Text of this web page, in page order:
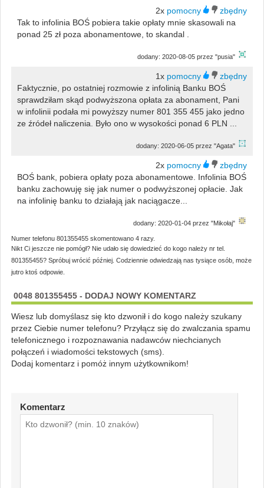
2x
Tak to infolinia BOŚ pobiera takie opłaty mnie skasowali na
ponad 25 zł poza abonamentowe, to skandal .
dodany: 2020-08-05 przez "pusia"
1x
Faktycznie, po ostatniej rozmowie z infolinią Banku BOŚ
sprawdziłam skąd podwyższona opłata za abonament, Pani
w infolinii podała mi powyższy numer 801 355 455 jako jedno
ze źródeł naliczenia. Było ono w wysokości ponad 6 PLN ...
dodany: 2020-06-05 przez "Agata"
2x
BOŚ bank, pobiera opłaty poza abonamentowe. Infolinia BOŚ
banku zachowuję się jak numer o podwyższonej opłacie. Jak
na infolinię banku to działają jak naciągacze...
dodany: 2020-01-04 przez "Mikołaj"
Numer telefonu 801355455 skomentowano 4 razy.
Nikt Ci jeszcze nie pomógł? Nie udało się dowiedzieć do kogo należy nr tel.
801355455? Spróbuj wrócić później. Codziennie odwiedzają nas tysiące osób, może
jutro ktoś odpowie.
0048 801355455 - DODAJ NOWY KOMENTARZ
Wiesz lub domyślasz się kto dzwonił i do kogo należy szukany
przez Ciebie numer telefonu? Przyłącz się do zwalczania spamu
telefonicznego i rozpoznawania nadawców niechcianych
połączeń i wiadomości tekstowych (sms).
Dodaj komentarz i pomóż innym użytkownikom!
Komentarz